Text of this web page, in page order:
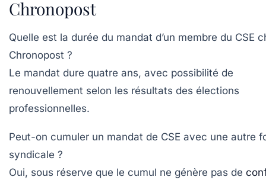
Chronopost
Quelle est la durée du mandat d’un membre du CSE
Chronopost ?
Le mandat dure quatre ans, avec possibilité de
renouvellement selon les résultats des élections
professionnelles.
Peut-on cumuler un mandat de CSE avec une autre
syndicale ?
Oui, sous réserve que le cumul ne génère pas de